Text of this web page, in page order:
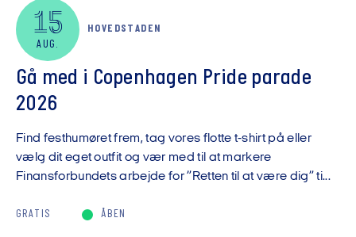
15
AUG.
HOVEDSTADEN
Gå med i Copenhagen Pride parade
2026
Find festhumøret frem, tag vores flotte t-shirt på eller
vælg dit eget outfit og vær med til at markere
Finansforbundets arbejde for ”Retten til at være dig” ti...
GRATIS ÅBEN